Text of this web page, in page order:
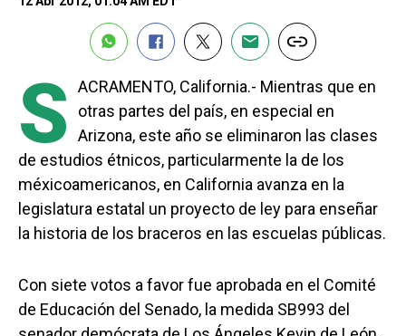
S
ACRAMENTO, California.- Mientras que en
otras partes del país, en especial en
Arizona, este año se eliminaron las clases
de estudios étnicos, particularmente la de los
méxicoamericanos, en California avanza en la
legislatura estatal un proyecto de ley para enseñar
la historia de los braceros en las escuelas públicas.
Con siete votos a favor fue aprobada en el Comité
de Educación del Senado, la medida SB993 del